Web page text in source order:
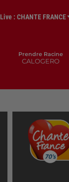
Live :CHANTE FRANCE
Prendre Racine
CALOGERO